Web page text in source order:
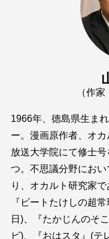
（作
1966年、徳島県生ま
ー。漫画原作者、オカ
放送大学院にて修士
つ。不思議分野にお
り、オカルト研究家で
『ビートたけしの超
日)、『たかじんのそ
ビ)、『おはスタ』(テ